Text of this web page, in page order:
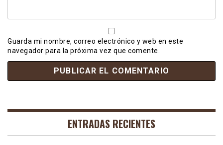
Guarda mi nombre, correo electrónico y web en este
navegador para la próxima vez que comente.
ENTRADAS RECIENTES